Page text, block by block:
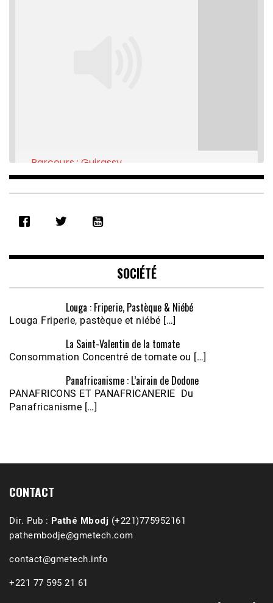
RSS FEED
EMBED
Parcours : Guirassy
Feb 16, 2021 • 28:08
Écoutez le parcours de Claudiane Kapia
Nobana (Podologue)
Feb 24, 2021 • 28mn
SOCIÉTÉ
Louga : Friperie, Pastèque & Niébé
Louga Friperie, pastèque et niébé […]
La Saint-Valentin de la tomate
Consommation Concentré de tomate ou […]
Panafricanisme : L’airain de Dodone
PANAFRICONS ET PANAFRICANERIE Du
Panafricanisme […]
CONTACT
Dir. Pub : Pathé Mbodj (+221)775952161
pathembodje@gmetech.com
contact@gmetech.info
+221 77 595 21 61